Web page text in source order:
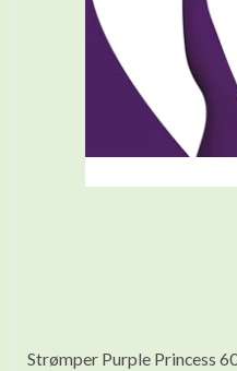
Strømper Purple Princess